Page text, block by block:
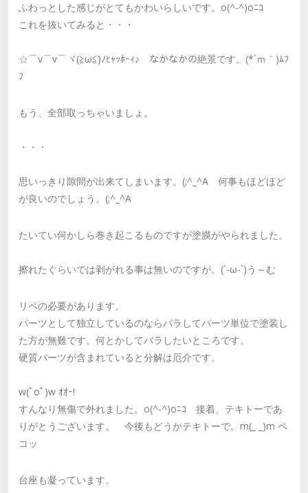
ふわっとした感じがとてもかわいらしいです。o(^-^)oﾆｺ
これを抜いてみると・・・
☆⌒v⌒v⌒ヾ(≧ω≦)ﾉﾋｬｯﾎｰｨ♪ なかなかの絶景です。(*´ｍ｀)ﾑﾌ
ﾌ
もう、全部取っちゃいましょ。
・・・
思いっきり隙間が出来てしまいます。(;^_^A 何事もほどほど
が良いのでしょう。(;^_^A
たいてい何かしら巻き起こるものですが塗膜がやられました。
擦れたぐらいでは剥がれる事は無いのですが。(´-ω-`)う～む
リペの必要があります。
パーツとして独立しているのならバラしてパーツ単位で塗装し
た方が無難です。何とかしてバラしたいところです。
硬質パーツが含まれていると分解は厄介です。
w(ﾟoﾟ)w ｵｵｰ!
すんなり無傷で外れました。o(^-^)oﾆｺ 接着、テキトーであ
りがとうございます。 今後もどうかテキトーで。m(_ _)m ペ
コッ
台座も凝っています。